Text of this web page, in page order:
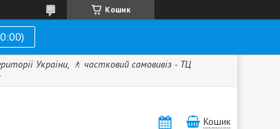
Кошик
України, 🚶 частковий самовивіз - ТЦ
Кошик